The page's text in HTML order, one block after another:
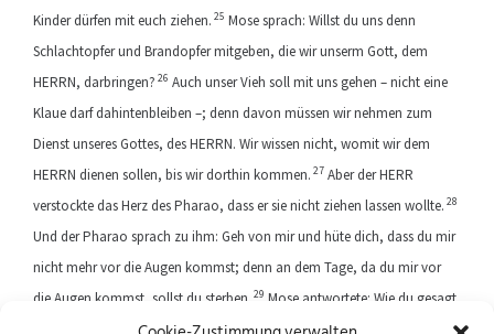
Kinder dürfen mit euch ziehen. 25 Mose sprach: Willst du uns denn
Schlachtopfer und Brandopfer mitgeben, die wir unserm Gott, dem
HERRN, darbringen? 26 Auch unser Vieh soll mit uns gehen – nicht eine
Klaue darf dahintenbleiben –; denn davon müssen wir nehmen zum
Dienst unseres Gottes, des HERRN. Wir wissen nicht, womit wir dem
HERRN dienen sollen, bis wir dorthin kommen. 27 Aber der HERR
verstockte das Herz des Pharao, dass er sie nicht ziehen lassen wollte. 28
Und der Pharao sprach zu ihm: Geh von mir und hüte dich, dass du mir
nicht mehr vor die Augen kommst; denn an dem Tage, da du mir vor
die Augen kommst, sollst du sterben. 29 Mose antwortete: Wie du gesagt
hast; ich werde dir nicht mehr vor die Augen kommen.